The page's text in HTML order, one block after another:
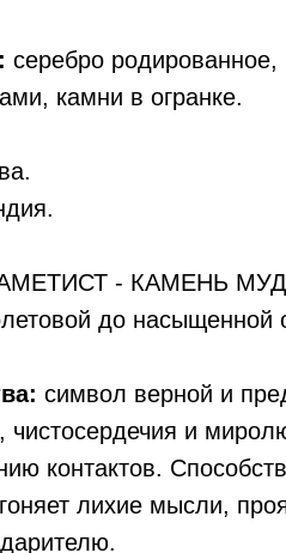
серебро родированное,
камни в огранке.
- КАМЕНЬ
до насыщенной
символ верной и
чистосердечия и
контактов.
лихие мысли,